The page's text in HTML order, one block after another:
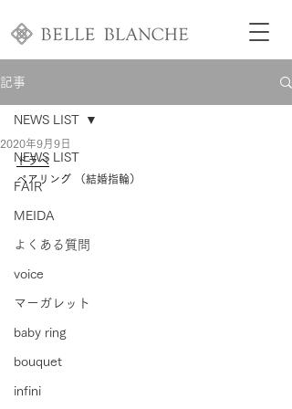
記事
NEWS LIST
FAIR
MEIDA
よくある質問
voice
マーガレット
baby ring
bouquet
infini
NEWS LIST
2020年9月9日
ドラペ
ペアリング （結婚指輪）